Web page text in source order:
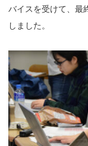
バイスを受けて、最
しました。